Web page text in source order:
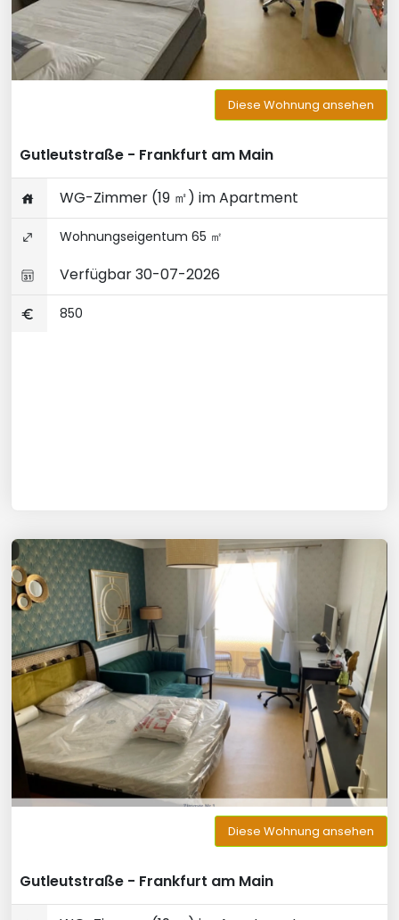
Diese Wohnung ansehen
Gutleutstraße - Frankfurt am Main
WG-Zimmer (19 ㎡) im Apartment
Wohnungseigentum 65 ㎡
Verfügbar 30-07-2026
850
Diese Wohnung ansehen
Gutleutstraße - Frankfurt am Main